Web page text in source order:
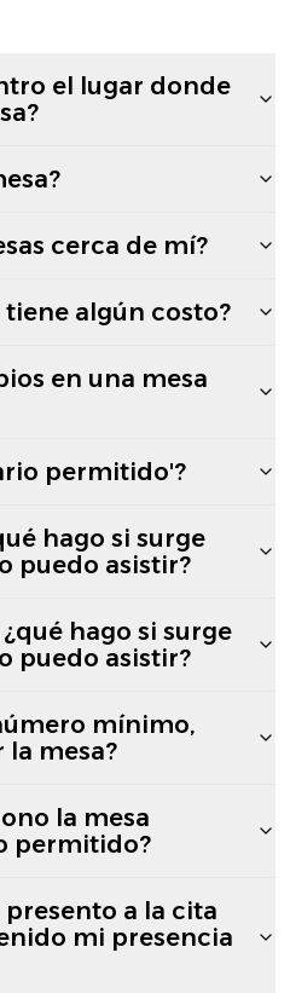
el lugar donde
cerca de mí?
tiene algún costo?
en una mesa
permitido'?
hago si surge
puedo asistir?
hago si surge
puedo asistir?
mínimo,
la mesa?
la mesa
permitido?
presento a la cita
mi presencia